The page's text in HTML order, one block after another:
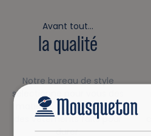
Avant tout…
la qualité
Notre bureau de style
sélectionne pour vous des
matières de qualité pour
des vêtements faits pour
durer.